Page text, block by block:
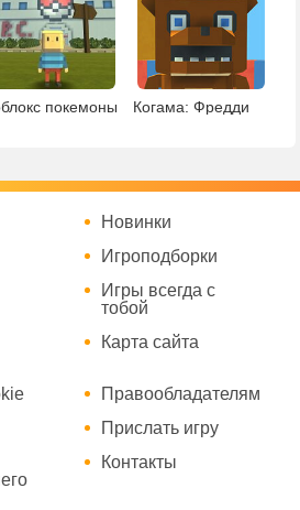
покемоны Когама: Фредди
Новинки
Игроподборки
Игры всегда с
тобой
Карта сайта
Правообладателям
Прислать игру
Контакты